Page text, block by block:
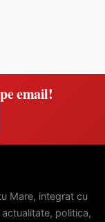
email!
Mare, integrat cu
politica,